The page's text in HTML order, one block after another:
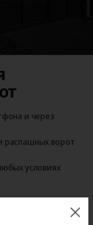
и через
распашных ворот
условиях